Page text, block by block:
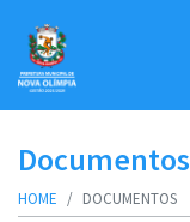
Documentos
HOME DOCUMENTOS